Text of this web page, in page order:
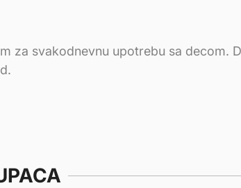
za svakodnevnu upotrebu sa decom.